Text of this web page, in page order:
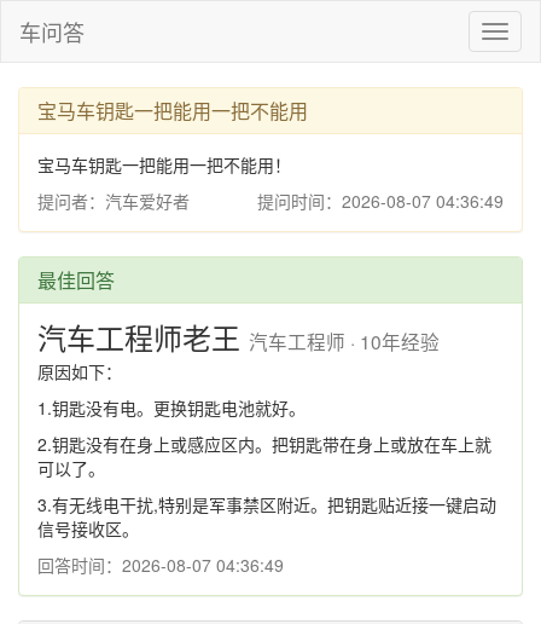
车问答
宝马车钥匙一把能用一把不能用
宝马车钥匙一把能用一把不能用！
提问者：汽车爱好者
提问时间：2026-08-07 04:36:49
最佳回答
汽车工程师老王 汽车工程师 · 10年经验
原因如下：
1.钥匙没有电。更换钥匙电池就好。
2.钥匙没有在身上或感应区内。把钥匙带在身上或放在车上就
可以了。
3.有无线电干扰,特别是军事禁区附近。把钥匙贴近接一键启动
信号接收区。
回答时间：2026-08-07 04:36:49